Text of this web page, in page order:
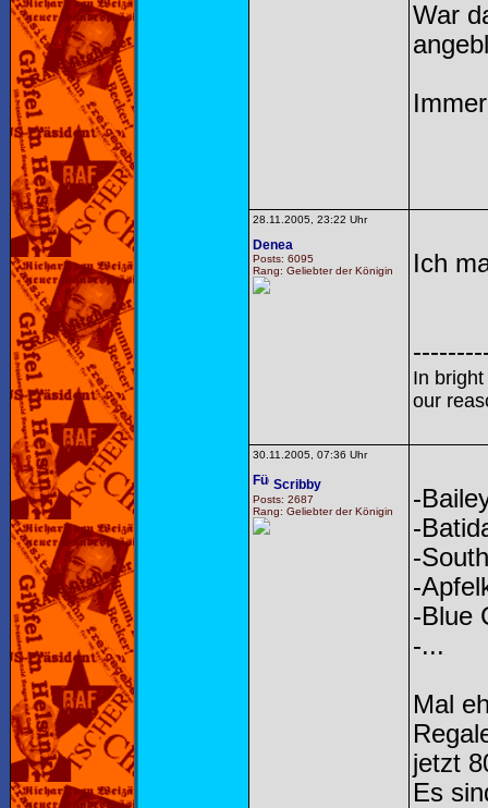
War
28.11.2005, 23:22 Uhr
Denea
Posts: 6095
Rang: Geliebter der Königin
Ich
In
our
30.11.2005, 07:36 Uhr
Scribby
Posts: 2687
Rang: Geliebter der Königin
-
-
-
-
-Blue
-...
Mal
jetzt
Es